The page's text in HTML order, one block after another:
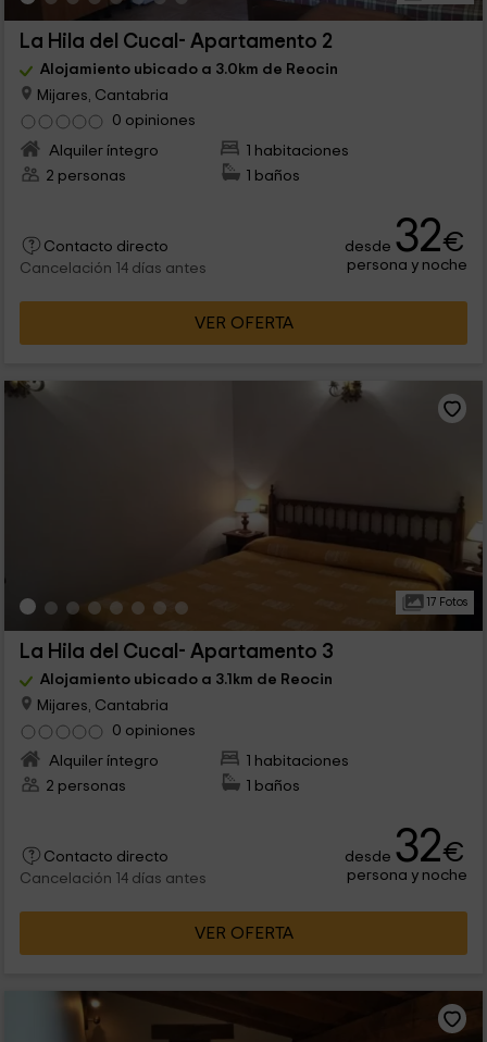
La Hila del Cucal- Apartamento 2
Alojamiento ubicado a 3.0km de Reocin
Mijares, Cantabria
0 opiniones
Alquiler íntegro
1 habitaciones
2 personas
1 baños
Contacto directo
Cancelación 14 días antes
desde 32€
persona y noche
VER OFERTA
17 Fotos
La Hila del Cucal- Apartamento 3
Alojamiento ubicado a 3.1km de Reocin
Mijares, Cantabria
0 opiniones
Alquiler íntegro
1 habitaciones
2 personas
1 baños
Contacto directo
Cancelación 14 días antes
desde 32€
persona y noche
VER OFERTA